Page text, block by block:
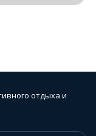
отдыха и